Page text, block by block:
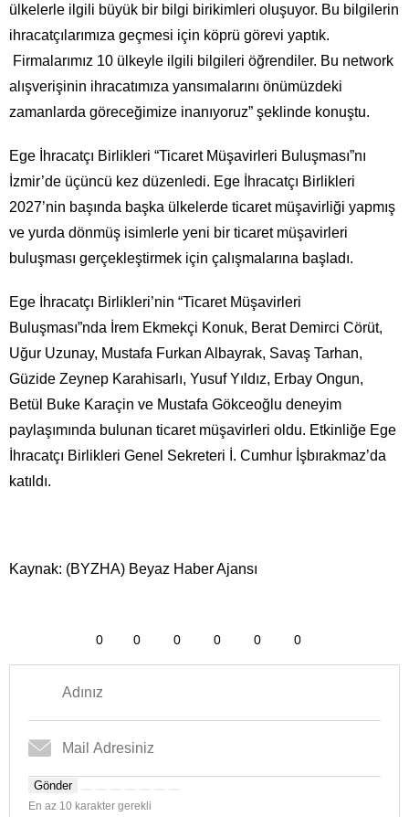
ülkelerle ilgili büyük bir bilgi birikimleri oluşuyor. Bu bilgilerin
ihracatçılarımıza geçmesi için köprü görevi yaptık.
Firmalarımız 10 ülkeyle ilgili bilgileri öğrendiler. Bu network
alışverişinin ihracatımıza yansımalarını önümüzdeki
zamanlarda göreceğimize inanıyoruz” şeklinde konuştu.
Ege İhracatçı Birlikleri “Ticaret Müşavirleri Buluşması”nı
İzmir’de üçüncü kez düzenledi. Ege İhracatçı Birlikleri
2027’nin başında başka ülkelerde ticaret müşavirliği yapmış
ve yurda dönmüş isimlerle yeni bir ticaret müşavirleri
buluşması gerçekleştirmek için çalışmalarına başladı.
Ege İhracatçı Birlikleri’nin “Ticaret Müşavirleri
Buluşması”nda İrem Ekmekçi Konuk, Berat Demirci Cörüt,
Uğur Uzunay, Mustafa Furkan Albayrak, Savaş Tarhan,
Güzide Zeynep Karahisarlı, Yusuf Yıldız, Erbay Ongun,
Betül Buke Karaçin ve Mustafa Gökceoğlu deneyim
paylaşımında bulunan ticaret müşavirleri oldu. Etkinliğe Ege
İhracatçı Birlikleri Genel Sekreteri İ. Cumhur İşbırakmaz’da
katıldı.
Kaynak: (BYZHA) Beyaz Haber Ajansı
0 0 0 0 0 0
Gönder
En az 10 karakter gerekli